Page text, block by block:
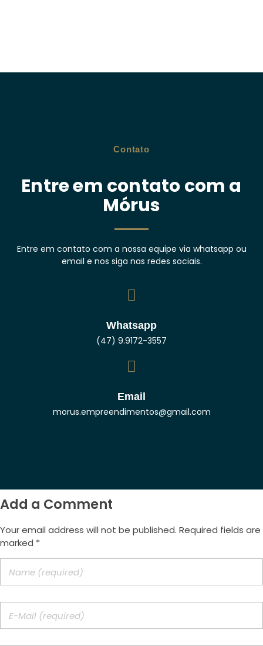
Contato
Entre em contato com a
Mórus
Entre em contato com a nossa equipe via whatsapp ou
email e nos siga nas redes sociais.
Whatsapp
(47) 9.9172-3557
Email
morus.empreendimentos@gmail.com
Add a Comment
Your email address will not be published. Required fields are
marked *